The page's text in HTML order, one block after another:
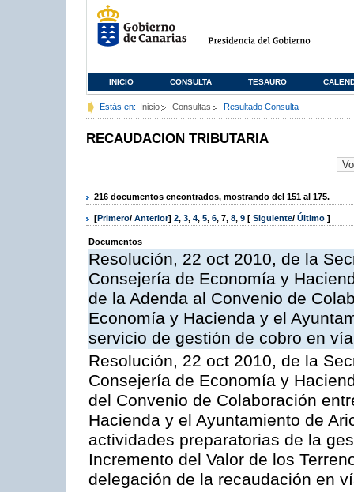
INICIO CONSULTA TESAURO
Estás en: Inicio Consultas Resultado Consulta
RECAUDACION TRIBUTARIA
216 documentos encontrados, mostrando del 151 al 175.
[Primero/ Anterior] 2, 3, 4, 5, 6, 7, 8, 9 [ Siguiente/ Último ]
Documentos
Resolución, 22 oct 2010, de la
Consejería de Economía y
de la Adenda al Convenio de
Economía y Hacienda y el
servicio de gestión de cobro en
Resolución, 22 oct 2010, de la
Consejería de Economía y
del Convenio de Colaboración
Hacienda y el Ayuntamiento de
actividades preparatorias de la
Incremento del Valor de los
delegación de la recaudación en